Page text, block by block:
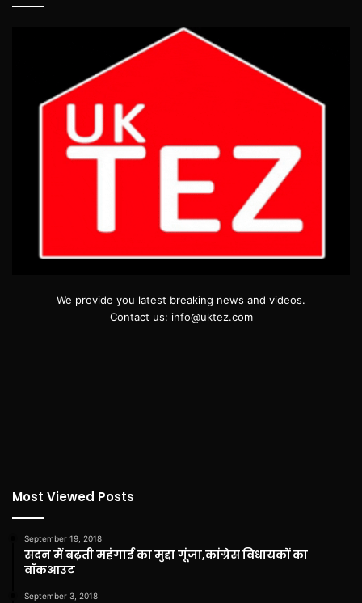
We provide you latest breaking news and videos.
Contact us: info@uktez.com
Most Viewed Posts
September 19, 2018
सदन में बढ़ती महंगाई का मुद्दा गूंजा,कांग्रेस विधायकों का
वॉकआउट
September 3, 2018